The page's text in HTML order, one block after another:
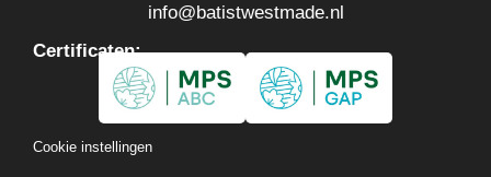
info@batistwestmade.nl
Certificaten:
Cookie instellingen